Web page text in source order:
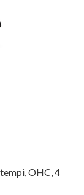
OHC, 4